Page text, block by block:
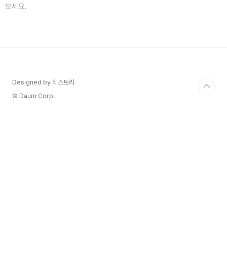
보세요.
Designed by 티스토리
© Daum Corp.